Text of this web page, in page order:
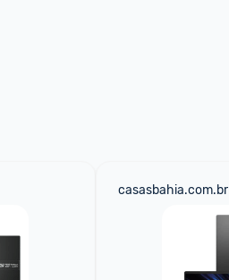
casasbahia.com.br